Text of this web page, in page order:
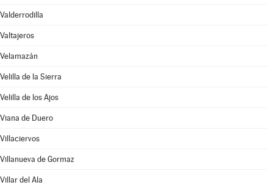
Valderrodilla
Valtajeros
Velamazán
Velilla de la Sierra
Velilla de los Ajos
Viana de Duero
Villaciervos
Villanueva de Gormaz
Villar del Ala